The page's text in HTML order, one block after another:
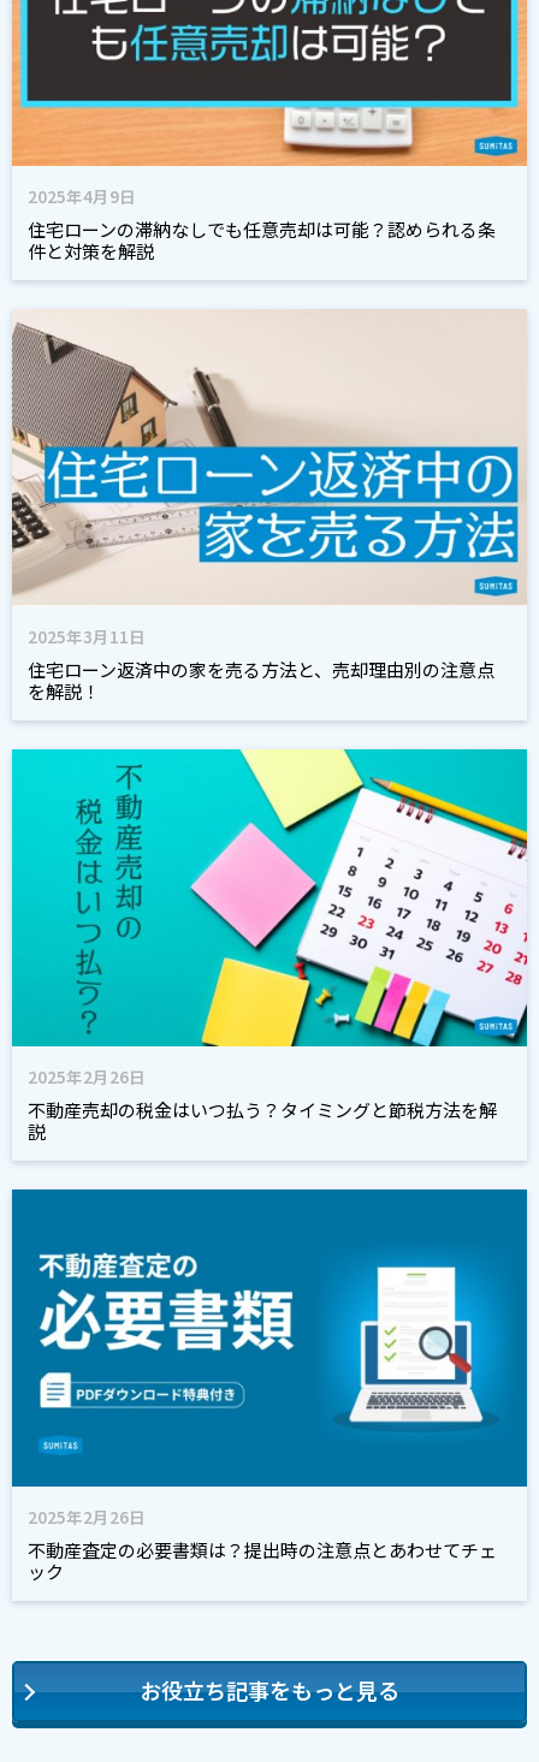
2025年4月9日
住宅ローンの滞納なしでも任意売却は可能？認められる条
件と対策を解説
2025年3月11日
住宅ローン返済中の家を売る方法と、売却理由別の注意点
を解説！
2025年2月26日
不動産売却の税金はいつ払う？タイミングと節税方法を解
説
2025年2月26日
不動産査定の必要書類は？提出時の注意点とあわせてチェ
ック
お役立ち記事をもっと見る